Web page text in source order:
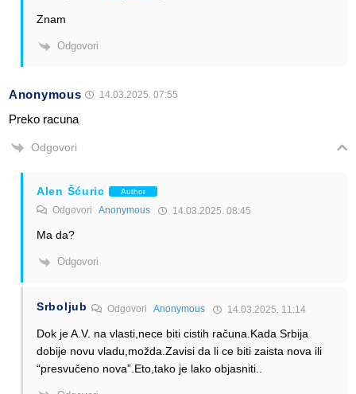
Znam
Odgovori
Anonymous 14.03.2025. 07:55
Preko racuna
Odgovori
Alen Šćuric Author
Odgovori Anonymous 14.03.2025. 08:45
Ma da?
Odgovori
Srboljub Odgovori Anonymous 14.03.2025. 11:14
Dok je A.V. na vlasti,nece biti cistih računa.Kada Srbija
dobije novu vladu,možda.Zavisi da li ce biti zaista nova ili
“presvučeno nova”.Eto,tako je lako objasniti..